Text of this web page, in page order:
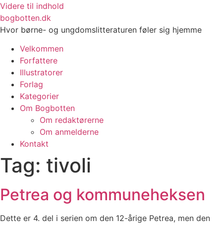
Videre til indhold
bogbotten.dk
Hvor børne- og ungdomslitteraturen føler sig hjemme
Velkommen
Forfattere
Illustratorer
Forlag
Kategorier
Om Bogbotten
Om redaktørerne
Om anmelderne
Kontakt
Tag: tivoli
Petrea og kommuneheksen
Dette er 4. del i serien om den 12-årige Petrea, men den